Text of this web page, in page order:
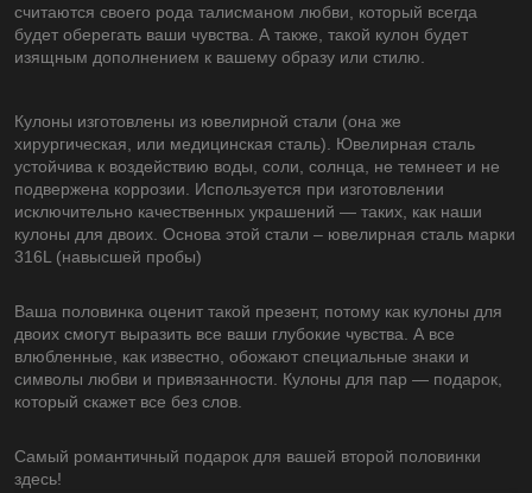
считаются своего рода талисманом любви, который всегда
будет оберегать ваши чувства. А также, такой кулон будет
изящным дополнением к вашему образу или стилю.
Кулоны изготовлены из ювелирной стали (она же
хирургическая, или медицинская сталь). Ювелирная сталь
устойчива к воздействию воды, соли, солнца, не темнеет и не
подвержена коррозии. Используется при изготовлении
исключительно качественных украшений ― таких, как наши
кулоны для двоих. Основа этой стали – ювелирная сталь марки
316L (навысшей пробы)
Ваша половинка оценит такой презент, потому как кулоны для
двоих смогут выразить все ваши глубокие чувства. А все
влюбленные, как известно, обожают специальные знаки и
символы любви и привязанности. Кулоны для пар ― подарок,
который скажет все без слов.
Самый романтичный подарок для вашей второй половинки
здесь!